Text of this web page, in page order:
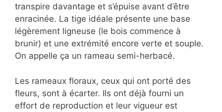
transpire davantage et s’épuise avant d’être
enracinée. La tige idéale présente une base
légèrement ligneuse (le bois commence à
brunir) et une extrémité encore verte et souple.
On appelle ça un rameau semi-herbacé.
Les rameaux floraux, ceux qui ont porté des
fleurs, sont à écarter. Ils ont déjà fourni un
effort de reproduction et leur vigueur est